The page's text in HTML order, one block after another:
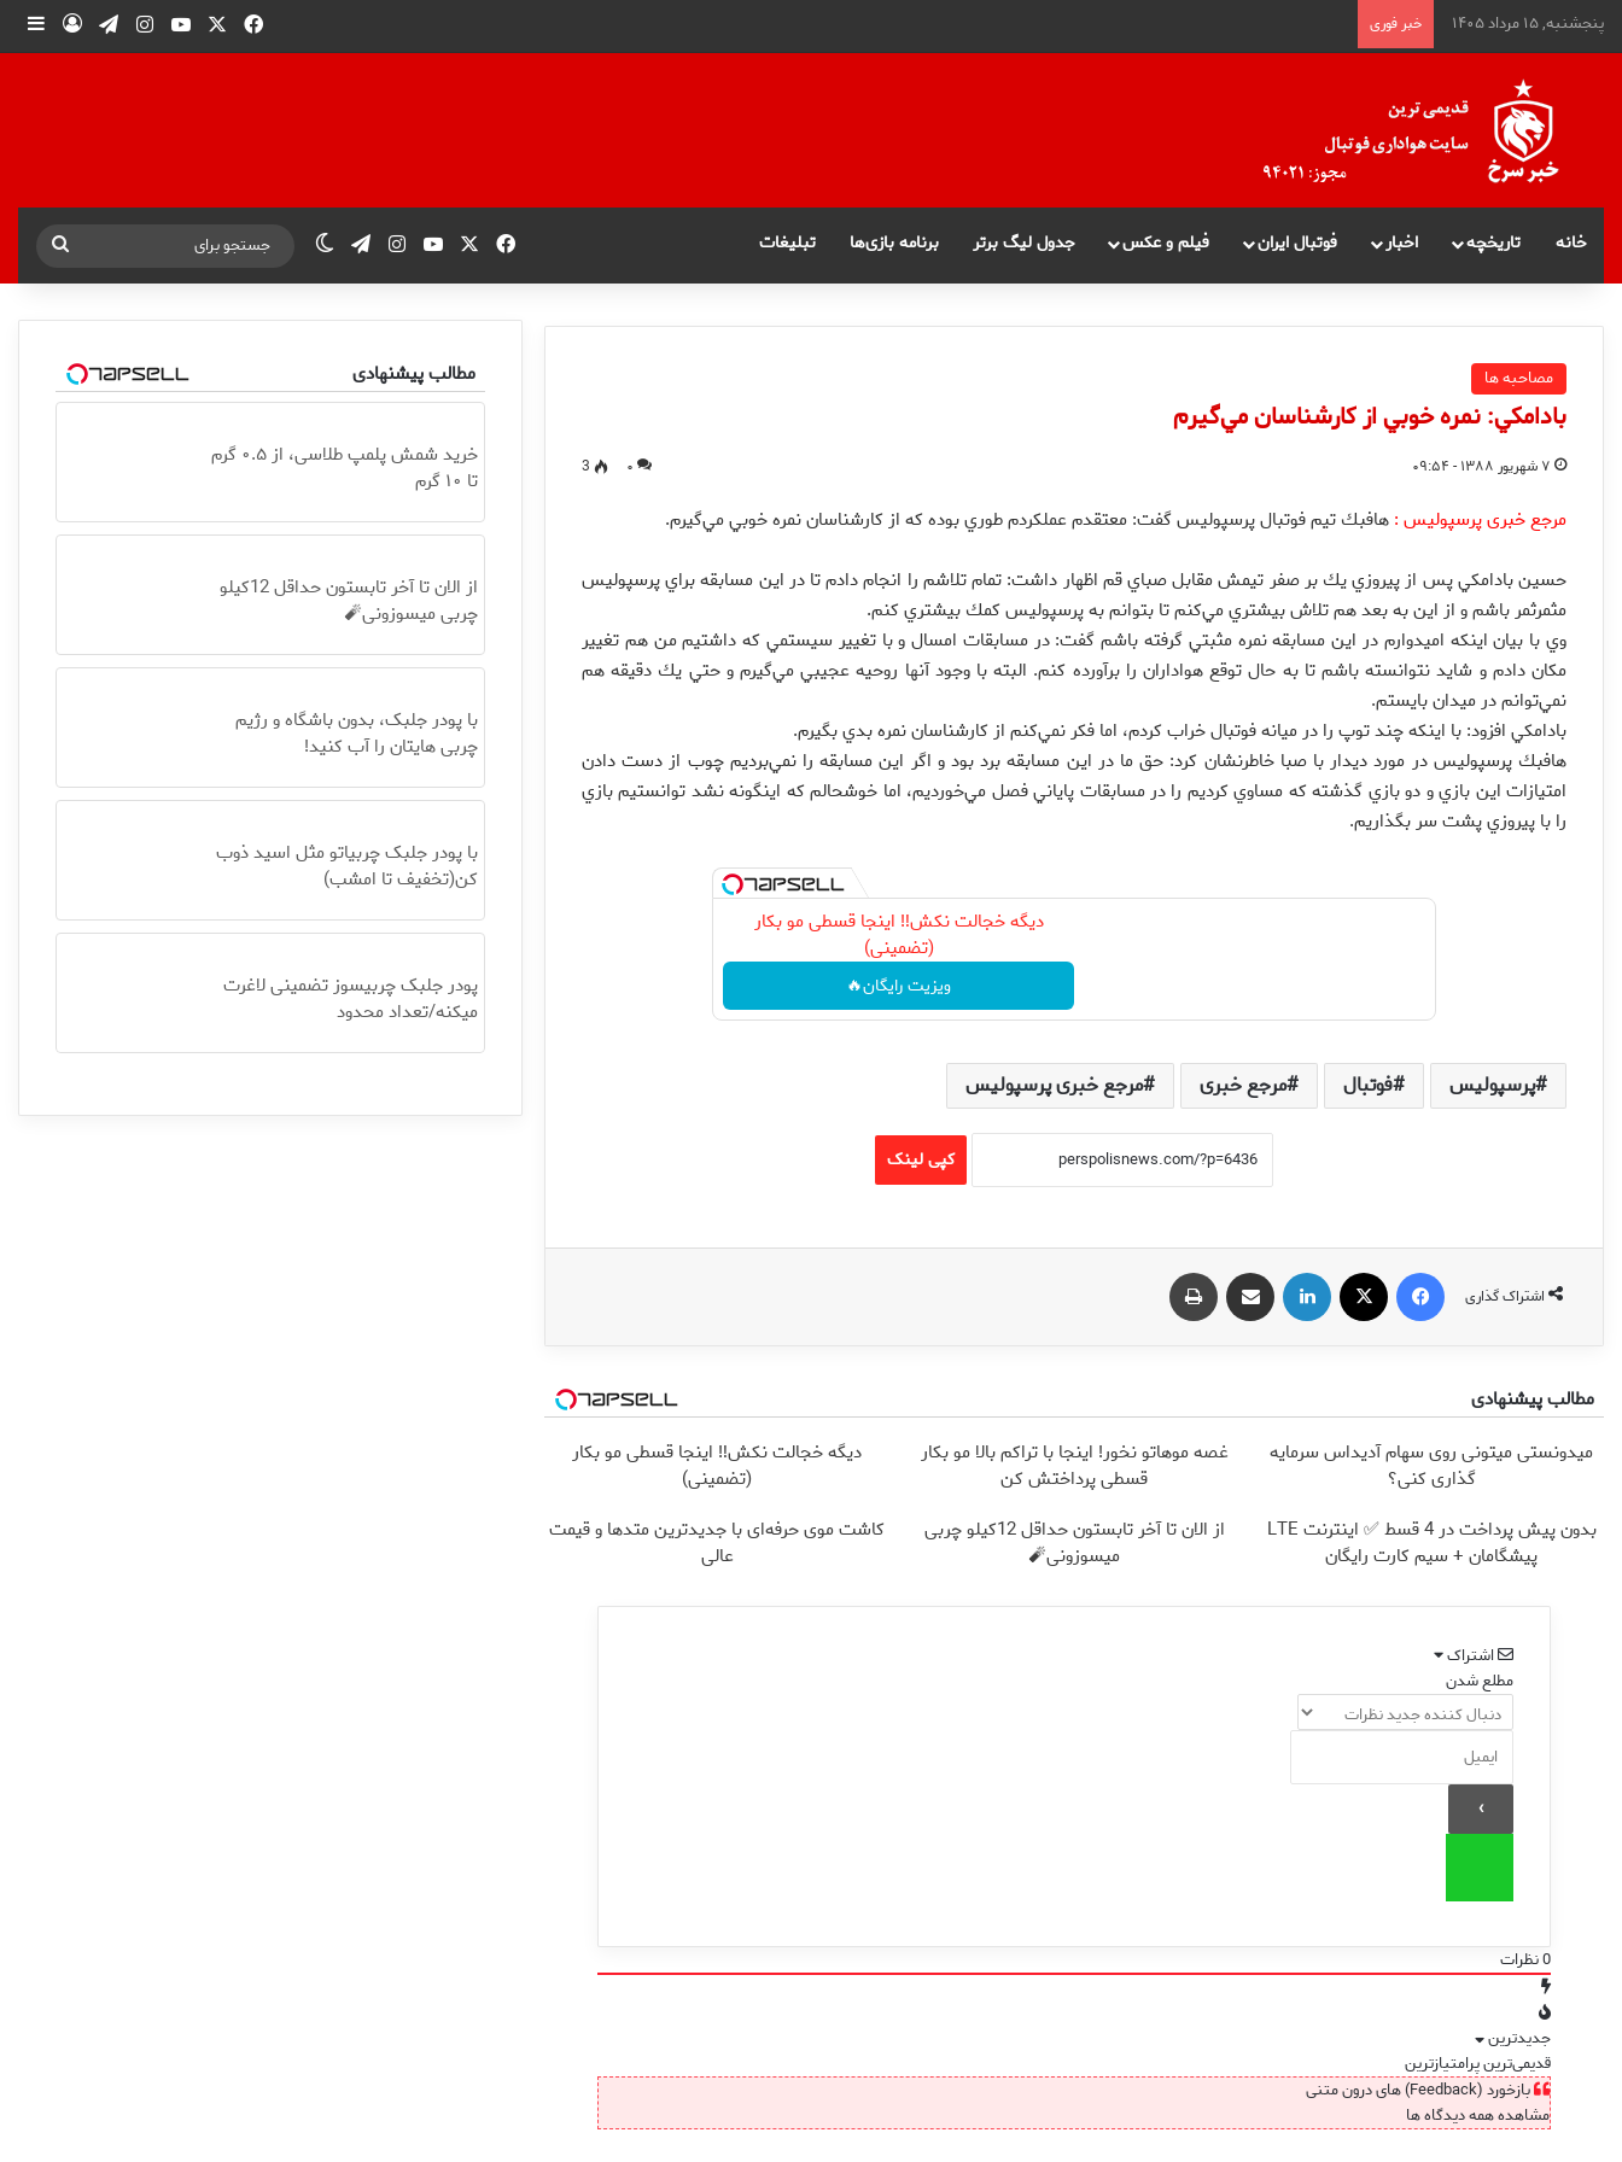
پنجشنبه, ۱۵ مرداد ۱۴۰۵ خبر فوری فیس بوکیوتیوباینستاگرام
تلگرامورود
خانه تاریخچه اخبار فوتبال ایران فیلم و عکس جدول لیگ برتر برنامه بازی‌ها تبلیغات فیس بوکیوتیوباینستاگرام
تلگرامتغییر پوسته
جستجو
برای
مصاحبه ها
بادامكي: نمره خوبي از كارشناسان مي‌گيرم
۷ شهریور ۱۳۸۸ - ۰۹:۵۴ ۰ 3
مرجع خبری پرسپولیس : هافبك تيم فوتبال پرسپوليس گفت: معتقدم عملكردم طوري بوده كه از كارشناسان نمره خوبي مي‌گيرم.
حسين بادامكي پس از پيروزي يك بر صفر تيمش مقابل صباي قم اظهار داشت: تمام تلاشم را انجام دادم تا در اين مسابقه براي پرسپوليس
مثمرثمر باشم و از اين به بعد هم تلاش بيشتري مي‌كنم تا بتوانم به پرسپوليس كمك بيشتري كنم.
وي با بيان اينكه اميدوارم در اين مسابقه نمره مثبتي گرفته باشم گفت: در مسابقات امسال و با تغيير سيستمي كه داشتيم من هم تغيير
مكان دادم و شايد نتوانسته باشم تا به حال توقع هواداران را برآورده كنم. البته با وجود آنها روحيه عجيبي مي‌گيرم و حتي يك دقيقه هم
نمي‌توانم در ميدان بايستم.
بادامكي افزود: با اينكه چند توپ را در ميانه فوتبال خراب كردم، اما فكر نمي‌كنم از كارشناسان نمره بدي بگيرم.
هافبك پرسپوليس در مورد ديدار با صبا خاطرنشان كرد: حق ما در اين مسابقه برد بود و اگر اين مسابقه را نمي‌برديم چوب از دست دادن
امتيازات اين بازي و دو بازي گذشته كه مساوي كرديم را در مسابقات پاياني فصل مي‌خورديم، اما خوشحالم كه اينگونه نشد توانستيم بازي
را با پيروزي پشت سر بگذاريم.
دیگه خجالت نکش‼️ اینجا قسطی مو بکار
(تضمینی)
ویزیت رایگان🔥
پرسپولیس فوتبال مرجع خبری مرجع خبری پرسپولیس
کپی لینک
اشتراک گذاری
فیس بوک لینکدین اشتراک گذاری از طریق ایمیل
مطالب پیشنهادی
میدونستی میتونی روی سهام آدیداس سرمایه
گذاری کنی؟
غصه موهاتو نخور! اینجا با تراکم بالا مو بکار
قسطی پرداختش کن
دیگه خجالت نکش‼️ اینجا قسطی مو بکار
(تضمینی)
بدون پیش پرداخت در 4 قسط ✅ اینترنت LTE
پیشگامان + سیم کارت رایگان
از الان تا آخر تابستون حداقل 12کیلو چربی
میسوزونی🧨
کاشت موی حرفه‌ای با جدیدترین متدها و قیمت
عالی
اشتراک
مطلع شدن
0نظرات
جدیدترین
قدیمی‌ترینپرامتیازترین
بازخورد (Feedback) های درون متنی
مشاهده همه دیدگاه ها
مطالب پیشنهادی
خرید شمش پلمپ طلاسی، از ۰.۵ گرم
تا ۱۰ گرم
از الان تا آخر تابستون حداقل 12کیلو
چربی میسوزونی🧨
با پودر جلبک، بدون باشگاه و رژیم
چربی هایتان را آب کنید!
با پودر جلبک چربیاتو مثل اسید ذوب
کن(تخفیف تا امشب)
پودر جلبک چربیسوز تضمینی لاغرت
میکنه/تعداد محدود